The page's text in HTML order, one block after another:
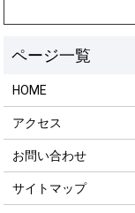
HOME
アクセス
お問い合わせ
サイトマップ